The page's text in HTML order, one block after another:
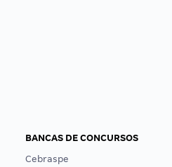
BANCAS DE CONCURSOS
Cebraspe